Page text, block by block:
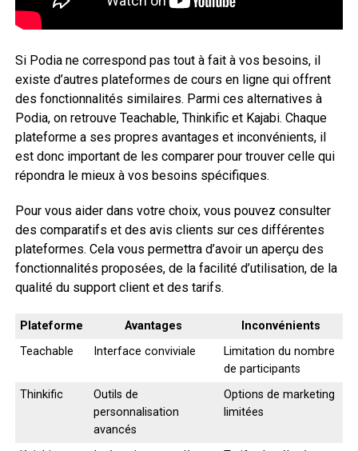
Si Podia ne correspond pas tout à fait à vos besoins, il
existe d’autres plateformes de cours en ligne qui offrent
des fonctionnalités similaires. Parmi ces alternatives à
Podia, on retrouve Teachable, Thinkific et Kajabi. Chaque
plateforme a ses propres avantages et inconvénients, il
est donc important de les comparer pour trouver celle qui
répondra le mieux à vos besoins spécifiques.
Pour vous aider dans votre choix, vous pouvez consulter
des comparatifs et des avis clients sur ces différentes
plateformes. Cela vous permettra d’avoir un aperçu des
fonctionnalités proposées, de la facilité d’utilisation, de la
qualité du support client et des tarifs.
Plateforme Avantages
Inconvénients
Teachable
Interface conviviale
Limitation du nombre
de participants
Thinkific
Outils de
personnalisation
avancés
Options de marketing
limitées